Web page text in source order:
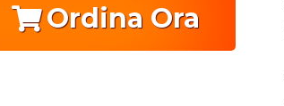
Ordina Ora